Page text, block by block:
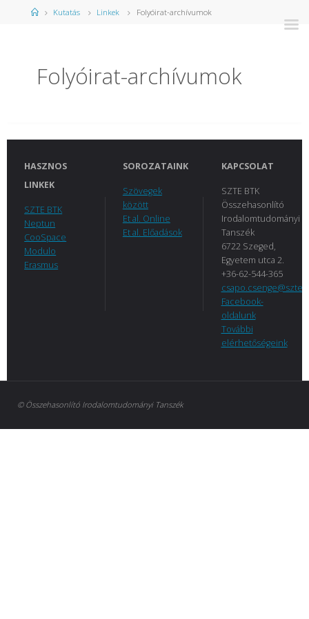
Kezdőlap
Kutatás Linkek Folyóirat-archívumok
Folyóirat-archívumok
HASZNOS
LINKEK
SZTE BTK
Neptun
CooSpace
Modulo
Erasmus
SOROZATAINK
Szövegek
között
Et al. Online
Et al. Előadások
KAPCSOLAT
SZTE BTK
Összehasonlító
Irodalomtudományi
Tanszék
6722 Szeged,
Egyetem utca 2.
+36-62-544-365
Facebook-
oldalunk
További
elérhetőségeink
© Összehasonlító Irodalomtudományi Tanszék